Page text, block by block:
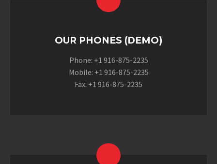
OUR PHONES (DEMO)
Phone: +1 916-875-2235
Mobile: +1 916-875-2235
Fax: +1 916-875-2235